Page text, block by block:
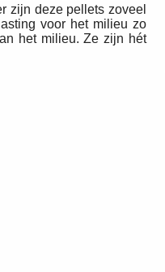
zijn deze pellets zoveel
voor het milieu zo
het milieu. Ze zijn hét